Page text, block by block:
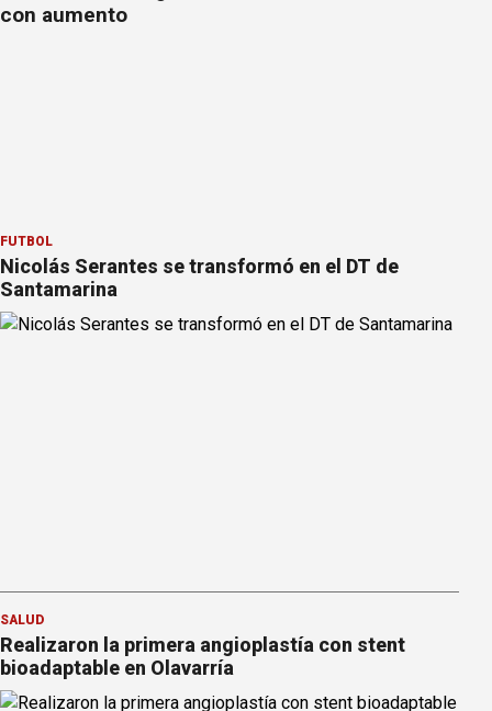
con aumento
FÚTBOL
Nicolás Serantes se transformó en el DT de
Santamarina
SALUD
Realizaron la primera angioplastía con stent
bioadaptable en Olavarría